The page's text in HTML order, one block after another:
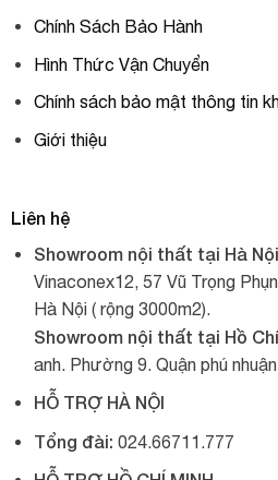
Chính Sách Bảo Hành
Hình Thức Vận Chuyển
Chính sách bảo mật thông tin
Giới thiệu
Liên hệ
Showroom nội thất tại Hà
Vinaconex12, 57 Vũ Trọng
Hà Nội ( rộng 3000m2).
Showroom nội thất tại Hồ
anh. Phường 9. Quận phú
HỖ TRỢ HÀ NỘI
Tổng đài: 024.66711.777